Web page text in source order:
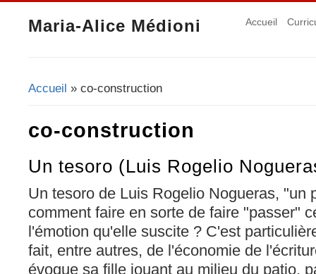
Maria-Alice Médioni Accueil
Vous êtes ici
Accueil » co-construction
co-construction
Un tesoro (Luis Rogelio
Un tesoro de Luis Rogelio Nogueras, "un
comment faire en sorte de faire "passer"
l'émotion qu'elle suscite ? C'est
fait, entre autres, de l'économie de
évoque sa fille jouant au milieu du patio,